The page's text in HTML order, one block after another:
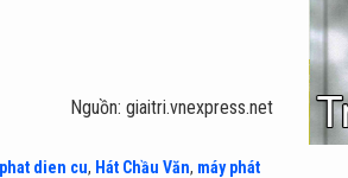
Nguồn: giaitri.vnexpress.net
dien cu, Hát Chầu Văn, máy phát